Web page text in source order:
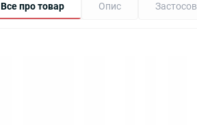
Все про товар Опис